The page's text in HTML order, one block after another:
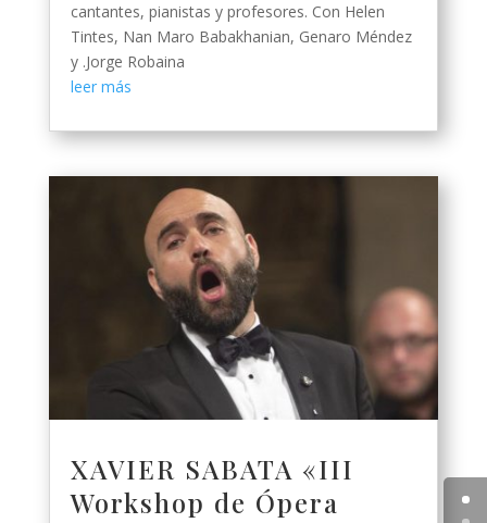
cantantes, pianistas y profesores. Con Helen
Tintes, Nan Maro Babakhanian, Genaro Méndez
y .Jorge Robaina
leer más
XAVIER SABATA «III
Workshop de Ópera